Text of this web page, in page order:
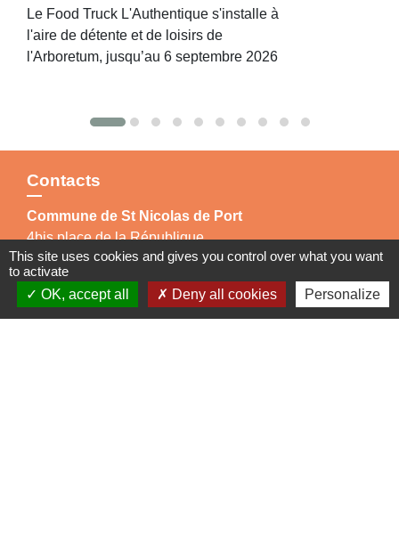
Le Food Truck L'Authentique s'installe à
l'aire de détente et de loisirs de
l'Arboretum, jusqu’au 6 septembre 2026
Contacts
Commune de St Nicolas de Port
4bis place de la République
54210 Saint-Nicolas-de-Port - FRANCE
+33 3 83 48 15 15
This site uses cookies and gives you control over what you want
to activate
OK, accept all
Deny all cookies Personalize